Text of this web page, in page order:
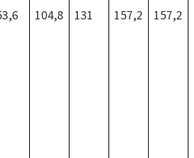
104,8 131 157,2 157,2